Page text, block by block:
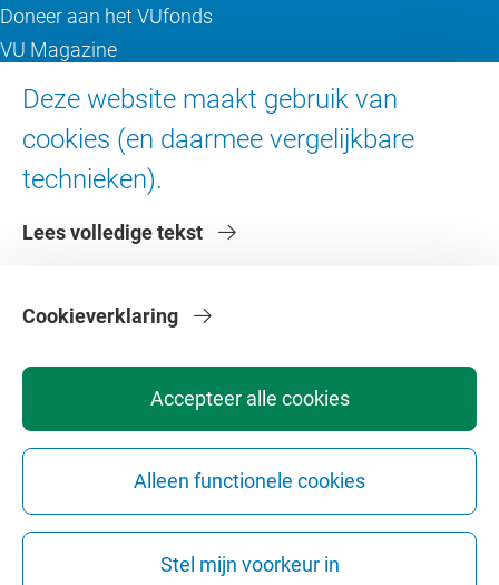
Deze website maakt gebruik van
cookies (en daarmee vergelijkbare
technieken).
Lees volledige tekst
Accepteer alle cookies
Alleen functionele cookies
Stel mijn voorkeur in
Cookieverklaring
Doneer aan het VUfonds
VU Magazine
Over de VU
Contact en route
Faculteiten
PrivacyDisclaimerVeiligheidWebcolofonCookie instellingen